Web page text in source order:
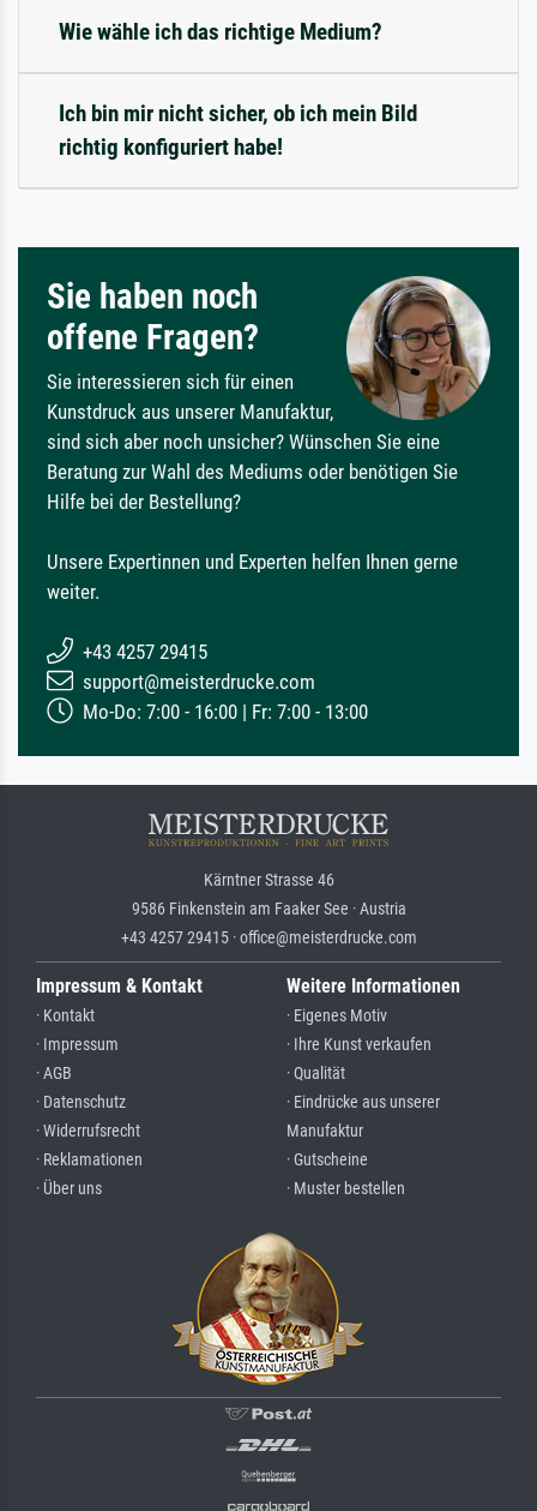
Wie wähle ich das richtige Medium?
Ich bin mir nicht sicher, ob ich mein Bild
richtig konfiguriert habe!
Sie haben noch
offene Fragen?
Sie interessieren sich für einen
Kunstdruck aus unserer Manufaktur,
sind sich aber noch unsicher? Wünschen Sie eine
Beratung zur Wahl des Mediums oder benötigen Sie
Hilfe bei der Bestellung?
Unsere Expertinnen und Experten helfen Ihnen gerne
weiter.
+43 4257 29415
support@meisterdrucke.com
Mo-Do: 7:00 - 16:00 | Fr: 7:00 - 13:00
Kärntner Strasse 46
9586 Finkenstein am Faaker See · Austria
+43 4257 29415 · office@meisterdrucke.com
Impressum & Kontakt
· Kontakt
· Impressum
· AGB
· Datenschutz
· Widerrufsrecht
· Reklamationen
· Über uns
Weitere Informationen
· Eigenes Motiv
· Ihre Kunst verkaufen
· Qualität
· Eindrücke aus unserer
Manufaktur
· Gutscheine
· Muster bestellen